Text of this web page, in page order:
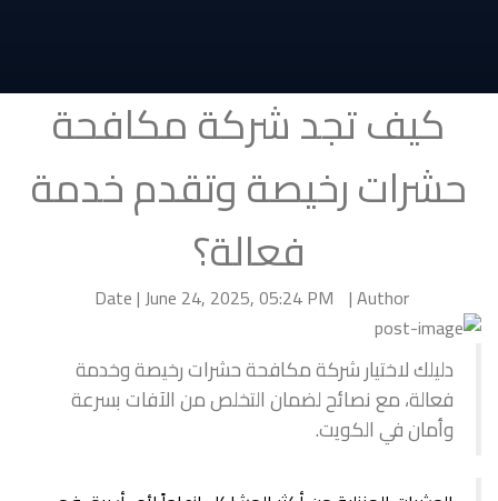
كيف تجد شركة مكافحة
حشرات رخيصة وتقدم خدمة
فعالة؟
Author |
Date | June 24, 2025, 05:24 PM
دليلك لاختيار شركة مكافحة حشرات رخيصة وخدمة
فعالة، مع نصائح لضمان التخلص من الآفات بسرعة
وأمان في الكويت.